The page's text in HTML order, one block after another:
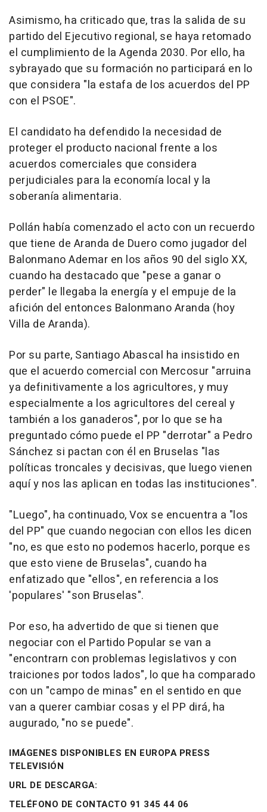
Asimismo, ha criticado que, tras la salida de su
partido del Ejecutivo regional, se haya retomado
el cumplimiento de la Agenda 2030. Por ello, ha
sybrayado que su formación no participará en lo
que considera "la estafa de los acuerdos del PP
con el PSOE".
El candidato ha defendido la necesidad de
proteger el producto nacional frente a los
acuerdos comerciales que considera
perjudiciales para la economía local y la
soberanía alimentaria.
Pollán había comenzado el acto con un recuerdo
que tiene de Aranda de Duero como jugador del
Balonmano Ademar en los años 90 del siglo XX,
cuando ha destacado que "pese a ganar o
perder" le llegaba la energía y el empuje de la
afición del entonces Balonmano Aranda (hoy
Villa de Aranda).
Por su parte, Santiago Abascal ha insistido en
que el acuerdo comercial con Mercosur "arruina
ya definitivamente a los agricultores, y muy
especialmente a los agricultores del cereal y
también a los ganaderos", por lo que se ha
preguntado cómo puede el PP "derrotar" a Pedro
Sánchez si pactan con él en Bruselas "las
políticas troncales y decisivas, que luego vienen
aquí y nos las aplican en todas las instituciones".
"Luego", ha continuado, Vox se encuentra a "los
del PP" que cuando negocian con ellos les dicen
"no, es que esto no podemos hacerlo, porque es
que esto viene de Bruselas", cuando ha
enfatizado que "ellos", en referencia a los
'populares' "son Bruselas".
Por eso, ha advertido de que si tienen que
negociar con el Partido Popular se van a
"encontrarn con problemas legislativos y con
traiciones por todos lados", lo que ha comparado
con un "campo de minas" en el sentido en que
van a querer cambiar cosas y el PP dirá, ha
augurado, "no se puede".
IMÁGENES DISPONIBLES EN EUROPA PRESS
TELEVISIÓN
URL DE DESCARGA:
TELÉFONO DE CONTACTO 91 345 44 06